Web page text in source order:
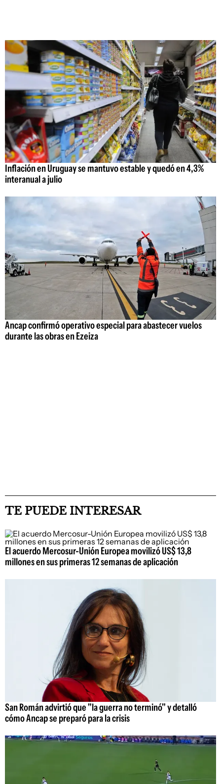
Inflación en Uruguay se mantuvo estable y quedó en 4,3%
interanual a julio
Ancap confirmó operativo especial para abastecer vuelos
durante las obras en Ezeiza
TE PUEDE INTERESAR
El acuerdo Mercosur-Unión Europea movilizó US$ 13,8
millones en sus primeras 12 semanas de aplicación
San Román advirtió que "la guerra no terminó" y detalló
cómo Ancap se preparó para la crisis